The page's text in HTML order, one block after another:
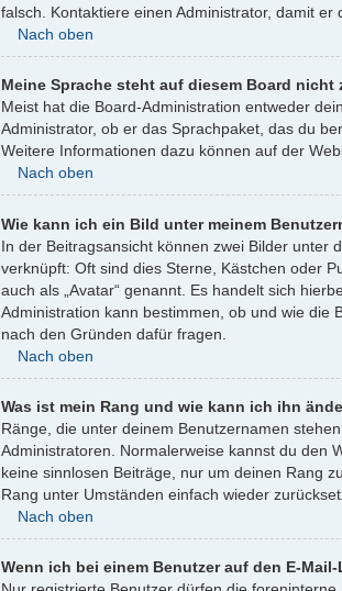
falsch. Kontaktiere einen Administrator, damit er
Nach oben
Meine Sprache steht auf diesem Board nicht
Meist hat die Board-Administration entweder
Administrator, ob er das Sprachpaket, das du
Weitere Informationen dazu können auf der
Nach oben
Wie kann ich ein Bild unter meinem
In der Beitragsansicht können zwei Bilder unter
verknüpft: Oft sind dies Sterne, Kästchen oder
auch als „Avatar“ genannt. Es handelt sich
Administration kann bestimmen, ob und wie die
nach den Gründen dafür fragen.
Nach oben
Was ist mein Rang und wie kann ich ihn
Ränge, die unter deinem Benutzernamen
Administratoren. Normalerweise kannst du den
keine sinnlosen Beiträge, nur um deinen Rang
Rang unter Umständen einfach wieder
Nach oben
Wenn ich bei einem Benutzer auf den E-